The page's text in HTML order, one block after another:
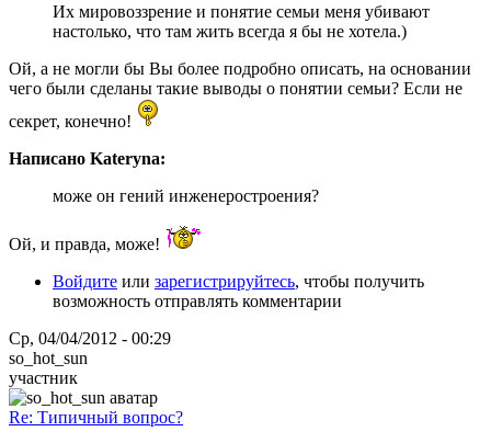
Их мировоззрение и понятие семьи меня убивают
настолько, что там жить всегда я бы не хотела.)
Ой, а не могли бы Вы более подробно описать, на основании
чего были сделаны такие выводы о понятии семьи? Если не
секрет, конечно!
Написано Kateryna:
може он гений инженеростроения?
Ой, и правда, може!
Войдите или зарегистрируйтесь, чтобы получить
возможность отправлять комментарии
Ср, 04/04/2012 - 00:29
so_hot_sun
участник
Re: Типичный вопрос?